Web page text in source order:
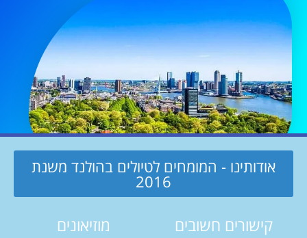
אודותינו - המומחים לטיולים בהולנד משנת
2016
קישורים חשובים מוזיאונים